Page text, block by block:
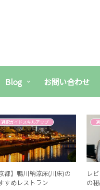
Blog お問い合わせ
通訳ガイドスキルアップ
都】鴨川納涼床(川床)の
すめレストラン
レ
の